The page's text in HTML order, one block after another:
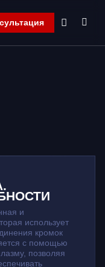
и
использует
кромок
с помощью
позволяя